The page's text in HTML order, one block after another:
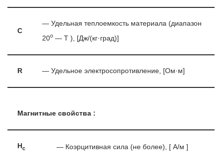
C
— Удельная теплоемкость материала (диапазон
20o — T ), [Дж/(кг·град)]
R — Удельное электросопротивление, [Ом·м]
Магнитные свойства :
Hc — Коэрцитивная сила (не более), [ А/м ]